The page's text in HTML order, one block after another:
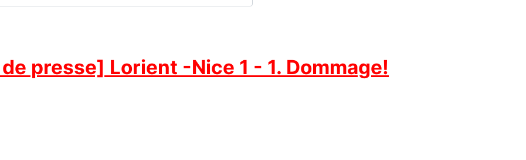
presse] Lorient -Nice 1 - 1. Dommage!